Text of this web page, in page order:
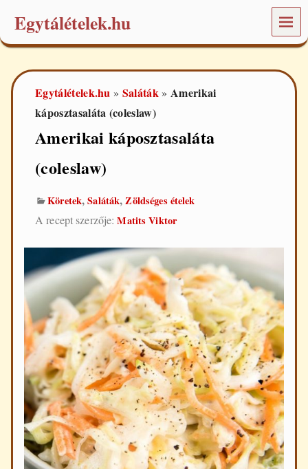
Egytálételek.hu
e
l
MEN
Ü
Egytálételek.hu » Saláták» Amerikai
káposztasaláta (coleslaw)
Amerikai káposztasaláta
(coleslaw)
Köretek,Saláták,Zöldséges ételek
A recept szerzője:Matits Viktor